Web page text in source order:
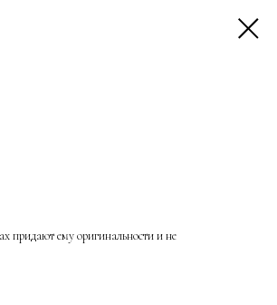
придают ему оригинальности и не